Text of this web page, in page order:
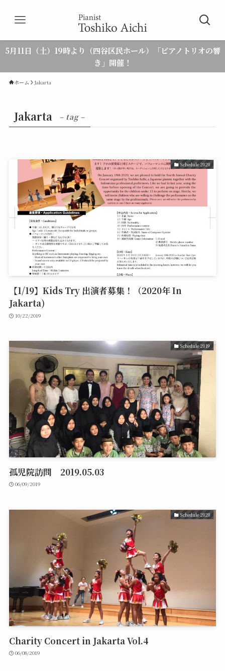
5月11日（土）19時より（四谷区民ホール）「ピアノトリオの響
き」開催！
ホーム Jakarta
Jakarta – tag –
Schedule 2020
【1/19】Kids Try 出演者募集！（2020年 In
Jakarta)
10/22/2019
Schedule 2019
孤児院訪問 2019.05.03
06/09/2019
Schedule 2020
Charity Concert in Jakarta Vol.4
06/08/2019